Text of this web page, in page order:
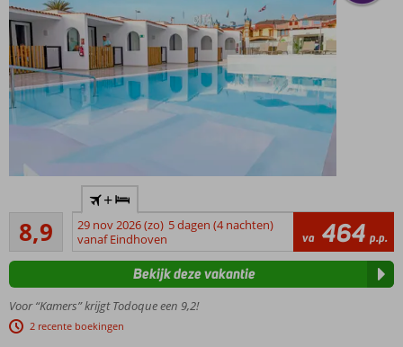
Only Adult
accommodatie;
min. leeftijd is
18 jaar
Gelegen
8,9
Aanrader
160
beoordelingen
+
29 nov 2026 (zo) 5 dagen (4 nachten)
vanaf Eindhoven
va 464 p.p.
Voor “Kamers” krijgt Todoque een 9,2!
2 recente boekingen
Bekijk deze vakantie